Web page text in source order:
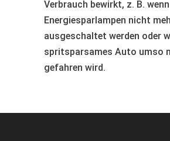
Verbrauch bewirkt, z. B. wenn
Energiesparlampen nicht
ausgeschaltet werden oder
spritsparsames Auto umso
gefahren wird.